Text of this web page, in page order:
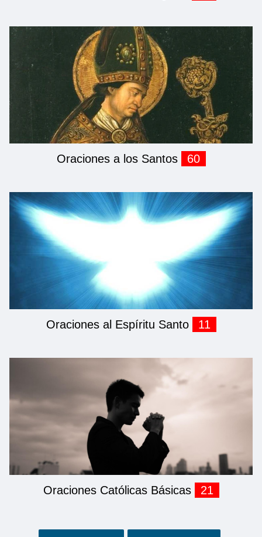
Oraciones a los Santos 60
Oraciones al Espíritu Santo 11
Oraciones Católicas Básicas 21